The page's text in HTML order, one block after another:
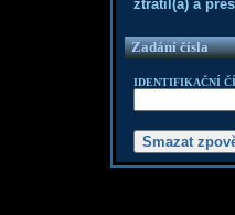
ztratil(a) a
Zadání čísla
IDENTIFIKAČNÍ